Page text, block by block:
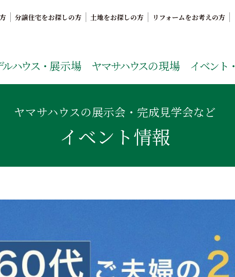
分譲住宅をお探しの方 土地をお探しの方 リフォームをお考えの方
ハウス・ 展示場 ヤマサハウスの現場 イベント・
ヤマサハウスの展示会・完成見学会など
イベント情報